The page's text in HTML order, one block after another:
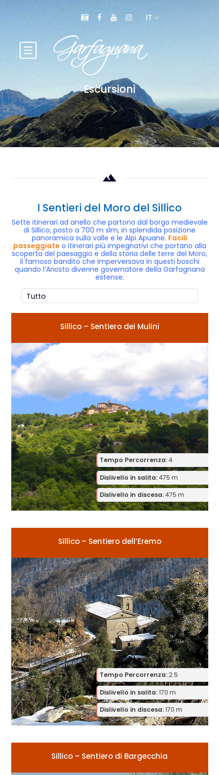
IT
Escursioni
I Sentieri del Moro del Sillico
Sette itinerari ad anello che partono dal borgo medievale
di Sillico, posto a 700 m slm, in splendida posizione
panoramica sulla valle e le Alpi Apuane. Facili
passeggiate o itinerari più impegnativi che portano alla
scoperta del paesaggio e della storia delle terre del Moro,
il famoso bandito che imperversava in questi boschi
quando l’Ariosto divenne governatore della Garfagnana
estense.
Sillico – Sentiero dei Mulini
Tempo Percorrenza:4
Dislivello in salita:475 m
Dislivello in discesa:475 m
Sillico – Sentiero dell’Eremo
Tempo Percorrenza:2.5
Dislivello in salita:170 m
Dislivello in discesa:170 m
Sillico – Sentiero di Bargecchia